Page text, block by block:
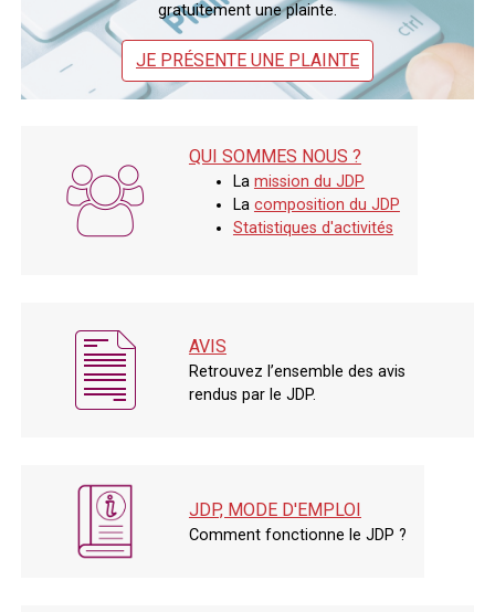
gratuitement une plainte.
JE PRÉSENTE UNE PLAINTE
Qui sommes nous
QUI SOMMES NOUS ?
La mission du JDP
La composition du JDP
Statistiques d'activités
Avis
AVIS
Retrouvez l’ensemble des avis
rendus par le JDP.
JDP, mode
d'emploi
JDP, MODE D'EMPLOI
Comment fonctionne le JDP ?